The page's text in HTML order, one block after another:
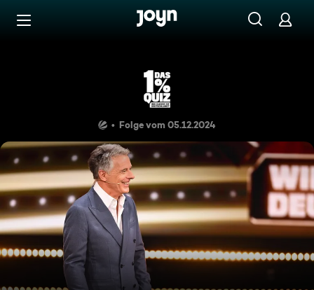
Zum Inhalt springen
Aus welcher
Folge vom 05.12.2024